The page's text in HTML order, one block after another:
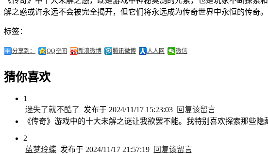
解之惑或许永远不会被完全揭开，但它们将永远成为传奇世界中永恒的传奇。
标签：
分享到： QQ空间 新浪微博 腾讯微博 人人网 微信
猜你喜欢
1
迷失了就不酷了
发布于 2024/11/17 15:23:03
回复该留言
《传奇》游戏中的十大未解之谜让我欲罢不能。我特别喜欢探索那些
2
蓝梦玲蝶 发布于 2024/11/17 21:57:19
回复该留言